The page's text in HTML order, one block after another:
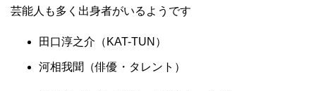
芸能人も多く出身者がいるようです
田口淳之介（KAT-TUN）
河相我聞（俳優・タレント）